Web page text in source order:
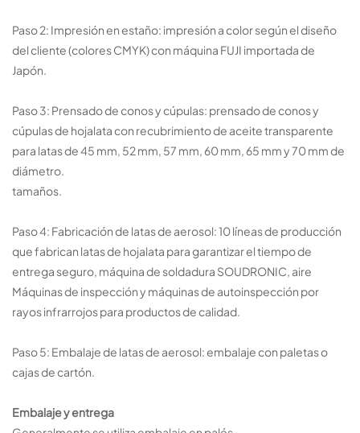
Paso 2: Impresión en estaño: impresión a color según el diseño
del cliente (colores CMYK) con máquina FUJI importada de
Japón.
Paso 3: Prensado de conos y cúpulas: prensado de conos y
cúpulas de hojalata con recubrimiento de aceite transparente
para latas de 45 mm, 52 mm, 57 mm, 60 mm, 65 mm y 70 mm de
diámetro.
tamaños.
Paso 4: Fabricación de latas de aerosol: 10 líneas de producción
que fabrican latas de hojalata para garantizar el tiempo de
entrega seguro, máquina de soldadura SOUDRONIC, aire
Máquinas de inspección y máquinas de autoinspección por
rayos infrarrojos para productos de calidad.
Paso 5: Embalaje de latas de aerosol: embalaje con paletas o
cajas de cartón.
Embalaje y entrega